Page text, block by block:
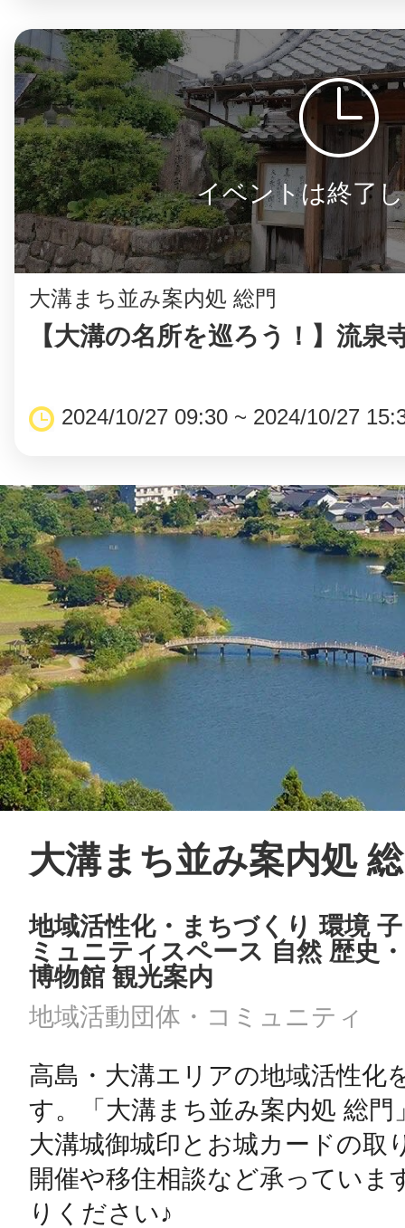
イベントは終了
大溝まち並み案内処 総門
【大溝の名所を巡ろう！】流泉
2024/10/27 09:30 ~ 2024/10/27
大溝まち並み案内処
地域活性化・まちづくり 環境
ミュニティスペース 自然 歴史
博物館 観光案内
地域活動団体・コミュニティ
高島・大溝エリアの地域活性化
す。「大溝まち並み案内処 総門
大溝城御城印とお城カードの取
開催や移住相談など承っていま
りください♪